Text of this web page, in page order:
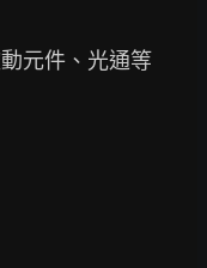
元件、光通等